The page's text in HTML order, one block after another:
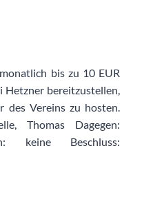
bis zu 10 EUR
Hetzner bereitzustellen,
des Vereins zu hosten.
Thomas Dagegen:
keine Beschluss: